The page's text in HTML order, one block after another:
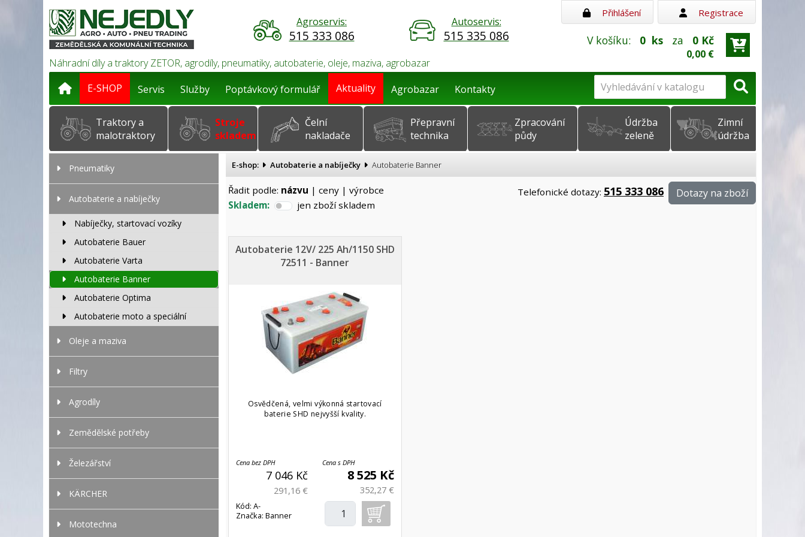
Přihlášení Registrace
Náhradní díly a traktory ZETOR, agrodíly, pneumatiky, autobaterie, oleje, maziva, agrobazar
Agroservis:
515 333 086
Autoservis:
515 335 086 V košíku: 0 ks za 0 Kč
0,00 €
E-SHOP Servis Služby Poptávkový formulář Aktuality Agrobazar Kontakty
Traktory a
malotraktory
Stroje
skladem
Čelní
nakladače
Přepravní
technika
Zpracování
půdy
Údržba
zeleně
Zimní
údržba
Pneumatiky
Autobaterie a nabíječky
Nabíječky, startovací vozíky
Autobaterie Bauer
Autobaterie Varta
Autobaterie Banner
Autobaterie Optima
Autobaterie moto a speciální
Oleje a maziva
Filtry
Agrodíly
Zemědělské potřeby
Železářství
KÄRCHER
Mototechna
E-shop: Autobaterie a nabíječky Autobaterie Banner
Řadit podle: názvu | ceny | výrobce
Skladem:
jen zboží skladem
Telefonické dotazy: 515 333 086 Dotazy na zboží
Autobaterie 12V/ 225 Ah/1150 SHD
72511 - Banner
Osvědčená, velmi výkonná startovací
baterie SHD nejvyšší kvality.
Cena bez DPH
7 046 Kč
291,16 €
Cena s DPH
8 525 Kč
352,27 €
Kód: A-
12V/225Ah/1150
Značka: Banner